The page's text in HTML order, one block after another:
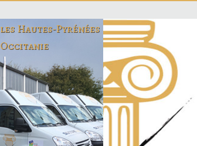
les Hautes-Pyrénées
Occitanie